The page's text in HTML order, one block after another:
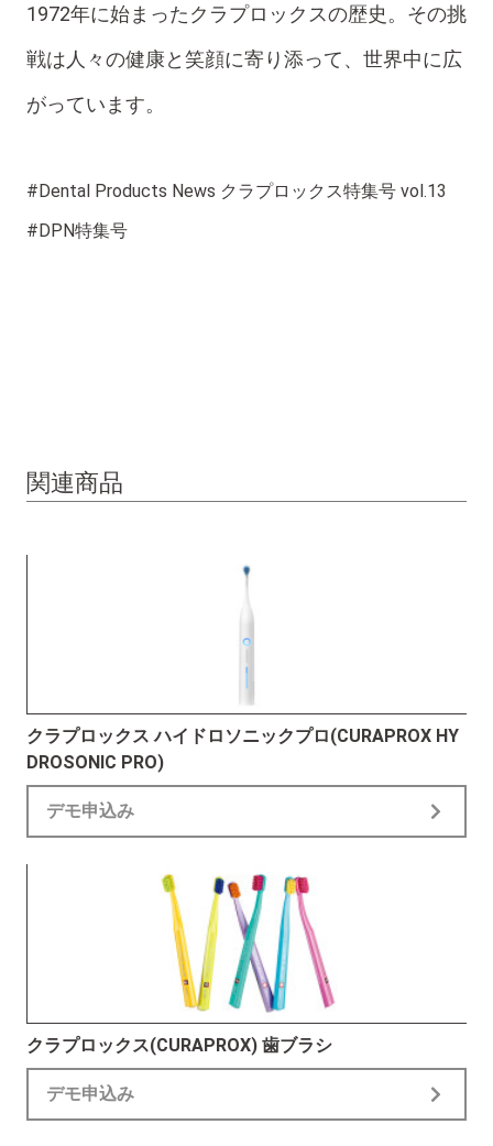
1972年に始まったクラプロックスの歴史。その挑
戦は人々の健康と笑顔に寄り添って、世界中に広
がっています。
#Dental Products News クラプロックス特集号 vol.13
#DPN特集号
関連商品
クラプロックス ハイドロソニックプロ(CURAPROX HY
DROSONIC PRO)
デモ申込み
クラプロックス(CURAPROX) 歯ブラシ
デモ申込み